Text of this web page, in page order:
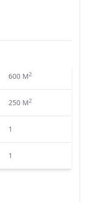
600 M2
250 M2
1
1